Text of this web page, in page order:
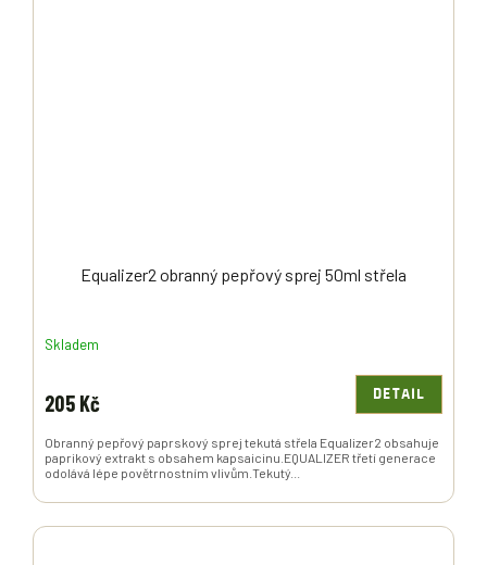
Equalizer2 obranný pepřový sprej 50ml střela
Skladem
205 Kč DETAIL
Obranný pepřový paprskový sprej tekutá střela Equalizer2 obsahuje
paprikový extrakt s obsahem kapsaicinu.EQUALIZER třetí generace
odolává lépe povětrnostním vlivům.Tekutý...